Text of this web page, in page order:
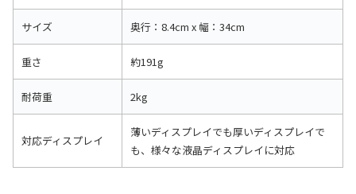
サイズ 奥行：8.4cm x 幅：34cm
重さ 約191g
耐荷重 2kg
対応ディスプレイ
薄いディスプレイでも厚いディスプレイで
も、様々な液晶ディスプレイに対応